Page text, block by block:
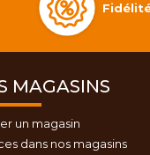
Fidélité
MAGASINS
un magasin
dans nos magasins